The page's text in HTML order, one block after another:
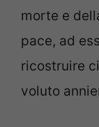
morte e
pace, ad
ricostruire
voluto